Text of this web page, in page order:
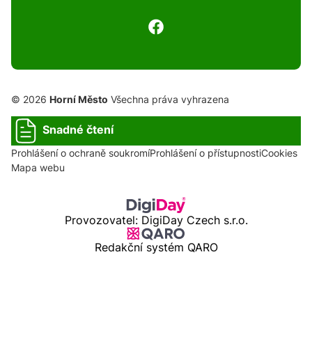
© 2026 Horní Město Všechna práva vyhrazena
Snadné čtení
Prohlášení o ochraně soukromíProhlášení o přístupnostiCookies
Mapa webu
Provozovatel: DigiDay Czech s.r.o.
Redakční systém QARO